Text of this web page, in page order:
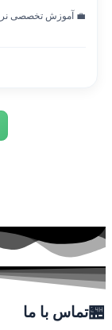
💼 آموزش تخصصی
تماس با ما